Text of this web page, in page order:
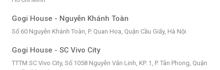
Gogi House - Nguyễn Khánh Toàn
Số 60 Nguyễn Khánh Toàn, P. Quan Hoa, Quận Cầu Giấy, Hà Nội
Gogi House - SC Vivo City
TTTM SC Vivo City, Số 1058 Nguyễn Văn Linh, KP. 1, P. Tân Phong, Quận